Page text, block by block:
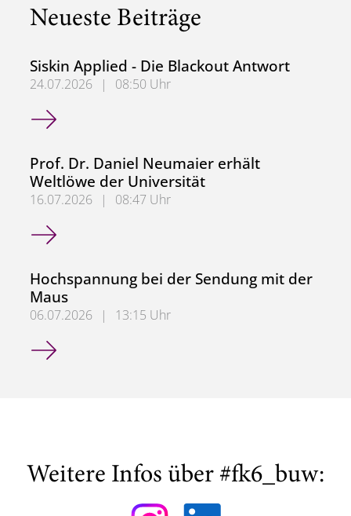
Neueste Beiträge
Siskin Applied - Die Blackout Antwort
24.07.2026 |
08:50 Uhr
Siskin Applied - Die Blackout Antwort
Prof. Dr. Daniel Neumaier erhält
Weltlöwe der Universität
16.07.2026 |
08:47 Uhr
Prof. Dr. Daniel Neumaier erhält Weltlöwe der Universität
Hochspannung bei der Sendung mit der
Maus
06.07.2026 |
13:15 Uhr
Hochspannung bei der Sendung mit der Maus
Weitere Infos über #fk6_buw: